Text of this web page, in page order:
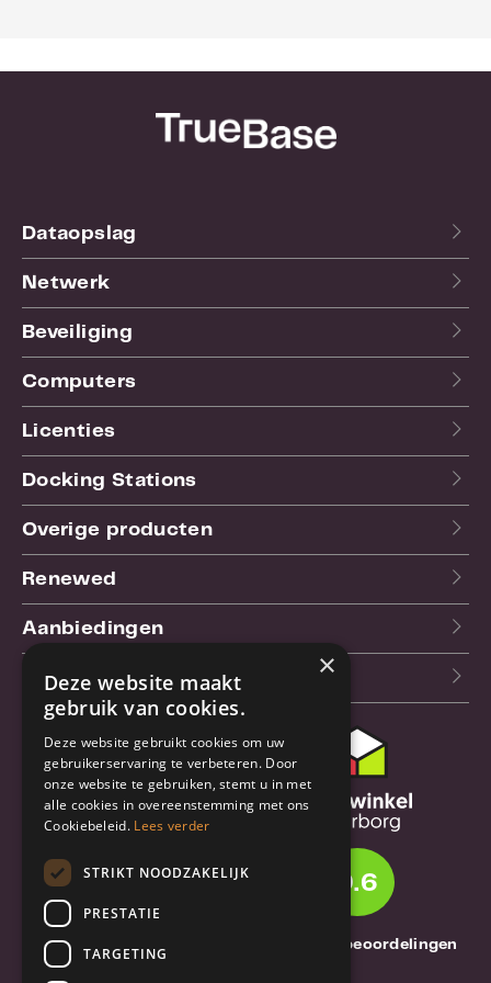
Dataopslag
Netwerk
Beveiliging
Computers
Licenties
Docking Stations
Overige producten
Renewed
Aanbiedingen
Blog
Klantenservice
Bestel- en
verzendinformatie
Garantie en reparatie
Annuleren of retourneren
Over TrueBase
9.6
1261 Thuisbeoordelingen
×
Deze website maakt
gebruik van cookies.
Deze website gebruikt cookies om uw
gebruikerservaring te verbeteren. Door
onze website te gebruiken, stemt u in met
alle cookies in overeenstemming met ons
Cookiebeleid. Lees verder
STRIKT NOODZAKELIJK
PRESTATIE
TARGETING